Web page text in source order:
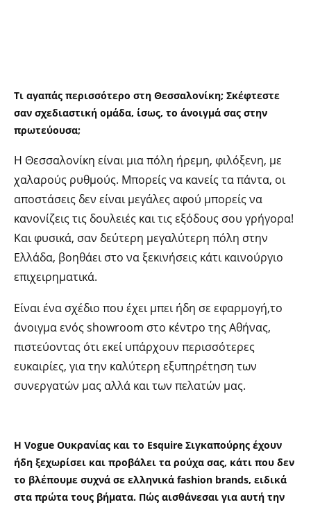
Τι αγαπάς περισσότερο στη Θεσσαλονίκη; Σκέφτεστε
σαν σχεδιαστική ομάδα, ίσως, το άνοιγμά σας στην
πρωτεύουσα;
Η Θεσσαλονίκη είναι μια πόλη ήρεμη, φιλόξενη, με
χαλαρούς ρυθμούς. Μπορείς να κανείς τα πάντα, οι
αποστάσεις δεν είναι μεγάλες αφού μπορείς να
κανονίζεις τις δουλειές και τις εξόδους σου γρήγορα!
Και φυσικά, σαν δεύτερη μεγαλύτερη πόλη στην
Ελλάδα, βοηθάει στο να ξεκινήσεις κάτι καινούργιο
επιχειρηματικά.
Είναι ένα σχέδιο που έχει μπει ήδη σε εφαρμογή,το
άνοιγμα ενός showroom στο κέντρο της Αθήνας,
πιστεύοντας ότι εκεί υπάρχουν περισσότερες
ευκαιρίες, για την καλύτερη εξυπηρέτηση των
συνεργατών μας αλλά και των πελατών μας.
Η Vogue Oυκρανίας και το Esquire Σιγκαπούρης έχουν
ήδη ξεχωρίσει και προβάλει τα ρούχα σας, κάτι που δεν
το βλέπουμε συχνά σε ελληνικά fashion brands, ειδικά
στα πρώτα τους βήματα. Πώς αισθάνεσαι για αυτή την